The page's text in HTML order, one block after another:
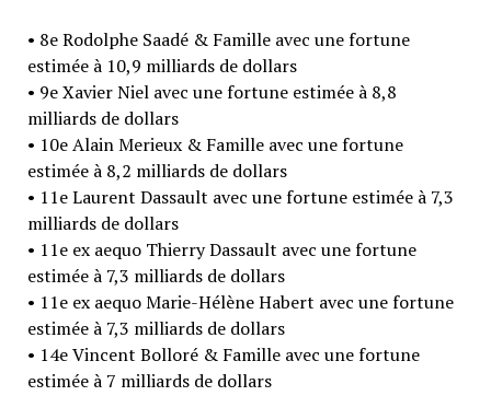
• 8e Rodolphe Saadé & Famille avec une fortune
estimée à 10,9 milliards de dollars
• 9e Xavier Niel avec une fortune estimée à 8,8
milliards de dollars
• 10e Alain Merieux & Famille avec une fortune
estimée à 8,2 milliards de dollars
• 11e Laurent Dassault avec une fortune estimée à 7,3
milliards de dollars
• 11e ex aequo Thierry Dassault avec une fortune
estimée à 7,3 milliards de dollars
• 11e ex aequo Marie-Hélène Habert avec une fortune
estimée à 7,3 milliards de dollars
• 14e Vincent Bolloré & Famille avec une fortune
estimée à 7 milliards de dollars